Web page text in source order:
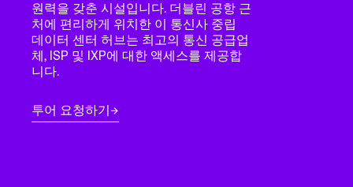
Language
로그인
원력을 갖춘 시설입니다. 더블린 공항 근
처에 편리하게 위치한 이 통신사 중립
데이터 센터 허브는 최고의 통신 공급업
체, ISP 및 IXP에 대한 액세스를 제공합
니다.
투어 요청하기